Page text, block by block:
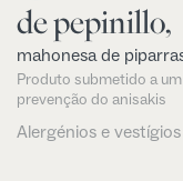
de pepinillo,
mahonesa de
Produto submetido a
prevenção do anisakis
Alergénios e